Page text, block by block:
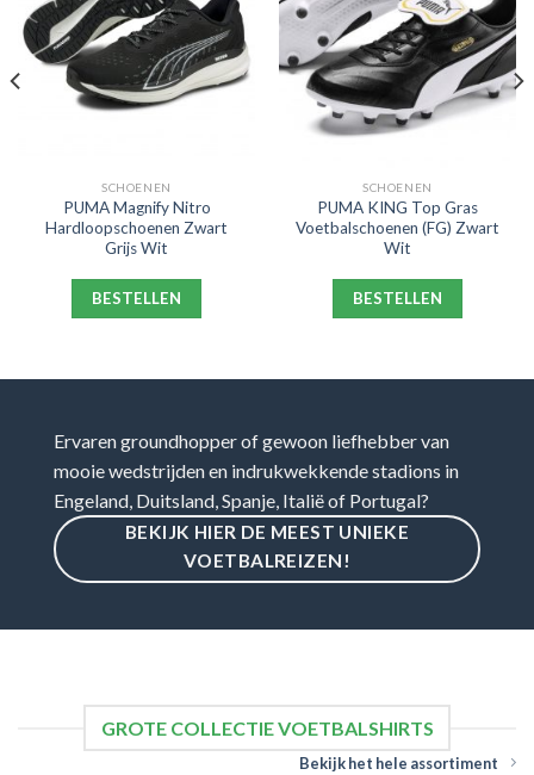
SCHOENEN
PUMA Magnify Nitro
Hardloopschoenen Zwart
Grijs Wit
BESTELLEN
SCHOENEN
PUMA KING Top Gras
Voetbalschoenen (FG) Zwart
Wit
BESTELLEN
Ervaren groundhopper of gewoon liefhebber van
mooie wedstrijden en indrukwekkende stadions in
Engeland, Duitsland, Spanje, Italië of Portugal?
BEKIJK HIER DE MEEST UNIEKE
VOETBALREIZEN!
GROTE COLLECTIE VOETBALSHIRTS
Bekijk het hele assortiment